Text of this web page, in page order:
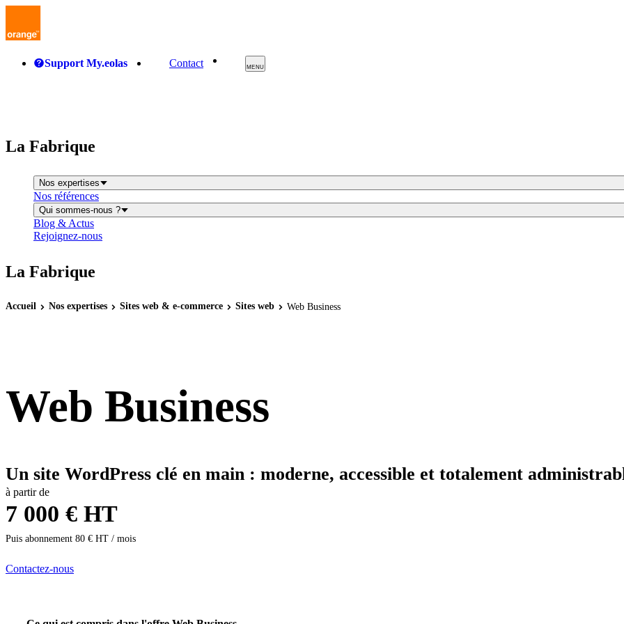
Support My.eolas Contact MENU
La Fabrique
Nos expertises
Nos références
Qui sommes-nous ?
Blog & Actus
Rejoignez-nous
La Fabrique
Accueil Nos expertises Sites web & e-commerce Sites web Web Business
Web Business
Un site WordPress clé en main : moderne, accessible et totalement
à partir de
7 000 € HT
Puis abonnement 80 € HT / mois
Contactez-nous